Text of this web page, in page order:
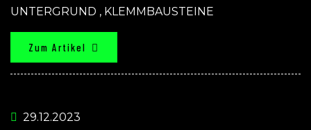
UNTERGRUND , KLEMMBAUSTEINE
Zum Artikel
29.12.2023